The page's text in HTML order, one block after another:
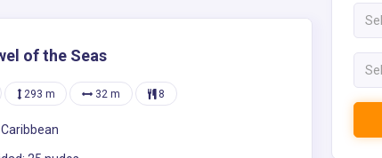
of the Seas
293 m 32 m 8